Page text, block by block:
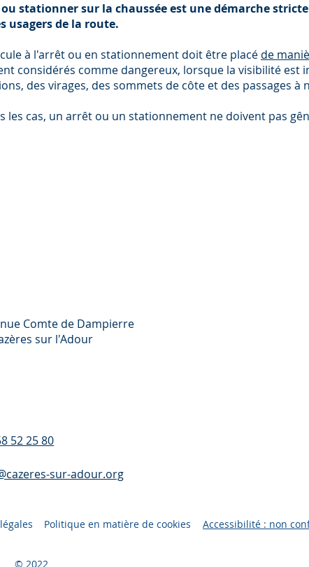
ou stationner sur la chaussée est une démarche
usagers de la route.
à l'arrêt ou en stationnement doit être placé de
considérés comme dangereux, lorsque la visibilité
des virages, des sommets de côte et des passages à
les cas, un arrêt ou un stationnement ne doivent pas
Comte de Dampierre
sur l'Adour
52 25 80
sur-adour.org
Politique en matière de cookies Accessibilité : non
© 2022